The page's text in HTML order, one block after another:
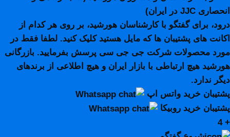
انحصاری JJC در ایران)
درود، برای گفتگو با کارشناسان هورشید، بر روی هر کدام از
اکانت های پشتیبان ها که مایل هستید کلیک کنید. لطفا فقط در
مورد محصولات شرکت جی جی سی پرسش بفرمایید. بازرگانی
هورشید هیچ ارتباطی با بازار ایران و هیچ اطلاعی از برندهای
دیگر ندارد.
پشتیبان خرید واتس اپ
پشتیبان خرید روبیکا
+ 4